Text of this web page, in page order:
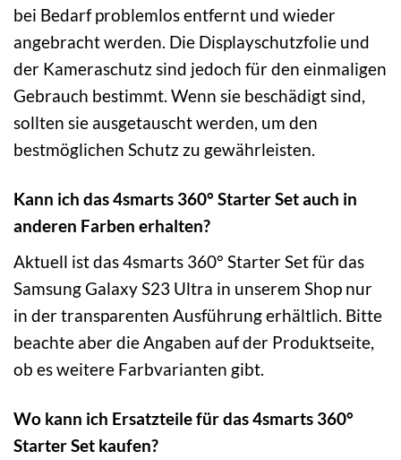
bei Bedarf problemlos entfernt und wieder
angebracht werden. Die Displayschutzfolie und
der Kameraschutz sind jedoch für den einmaligen
Gebrauch bestimmt. Wenn sie beschädigt sind,
sollten sie ausgetauscht werden, um den
bestmöglichen Schutz zu gewährleisten.
Kann ich das 4smarts 360° Starter Set auch in
anderen Farben erhalten?
Aktuell ist das 4smarts 360° Starter Set für das
Samsung Galaxy S23 Ultra in unserem Shop nur
in der transparenten Ausführung erhältlich. Bitte
beachte aber die Angaben auf der Produktseite,
ob es weitere Farbvarianten gibt.
Wo kann ich Ersatzteile für das 4smarts 360°
Starter Set kaufen?